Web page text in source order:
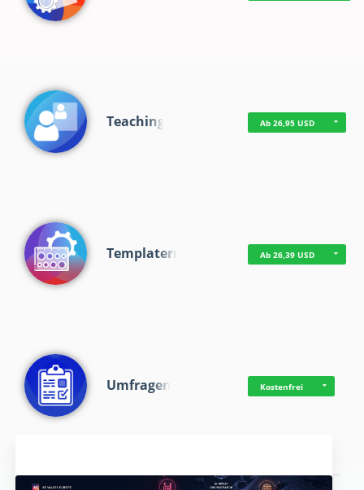
Teaching Ab 26,95 USD
Templaterr Ab 26,39 USD
Umfragen Kostenfrei